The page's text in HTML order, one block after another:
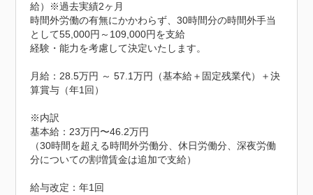
給）※過去実績2ヶ月
時間外労働の有無にかかわらず、30時間分の時間外手当
として55,000円～109,000円を支給
経験・能力を考慮して決定いたします。
月給：28.5万円 ～ 57.1万円（基本給＋固定残業代）＋決
算賞与（年1回）
※内訳
基本給：23万円〜46.2万円
（30時間を超える時間外労働分、休日労働分、深夜労働
分についての割増賃金は追加で支給）
給与改定：年1回